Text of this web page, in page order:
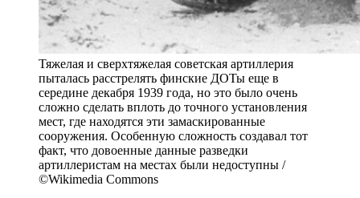
Тяжелая и сверхтяжелая советская артиллерия
пыталась расстрелять финские ДОТы еще в
середине декабря 1939 года, но это было очень
сложно сделать вплоть до точного установления
мест, где находятся эти замаскированные
сооружения. Особенную сложность создавал тот
факт, что довоенные данные разведки
артиллеристам на местах были недоступны /
©Wikimedia Commons